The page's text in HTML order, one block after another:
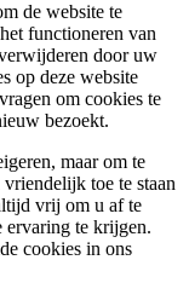
de website te
functioneren van
door uw
op deze website
om cookies te
bezoekt.
maar om te
toe te staan
vrij om u af te
ervaring te krijgen.
cookies in ons